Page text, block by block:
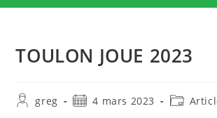
TOULON JOUE 2023
Auteur/autrice
greg
Publication
4 mars 2023
Post